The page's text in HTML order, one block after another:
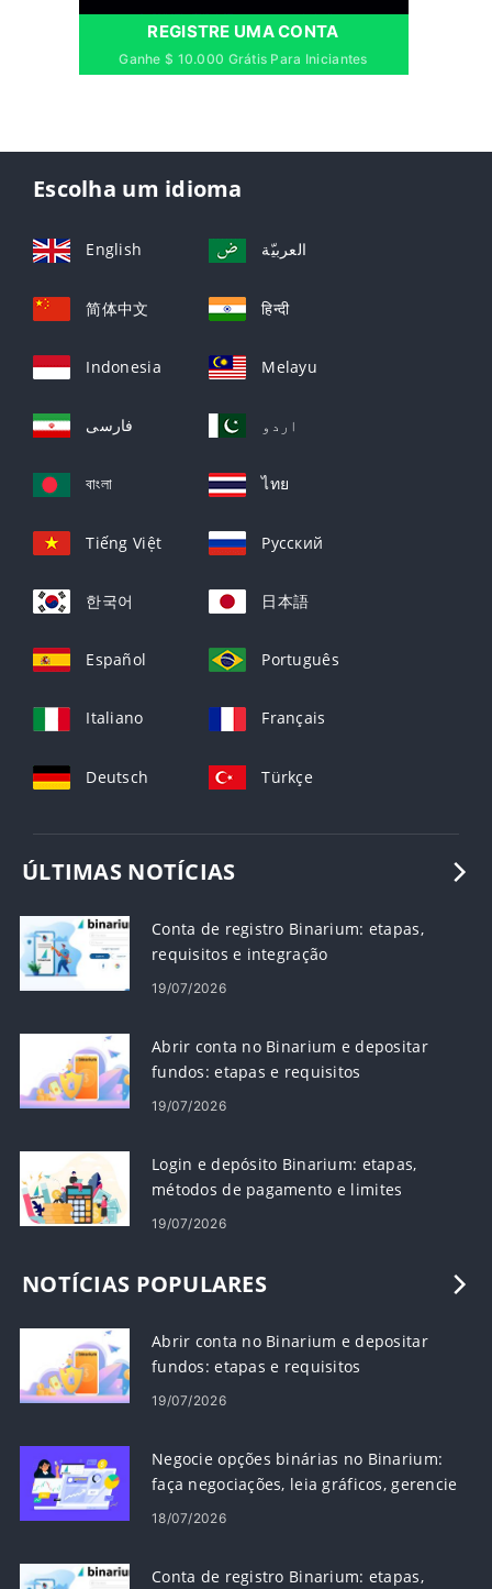
REGISTRE UMA CONTA
Ganhe $ 10.000 Grátis Para Iniciantes
Escolha um idioma
English العربيّة
简体中文 हिन्दी
Indonesia Melayu
فارسی اردو
বাংলা ไทย
Tiếng Việt Русский
한국어 日本語
Español Português
Italiano Français
Deutsch Türkçe
ÚLTIMAS NOTÍCIAS
Conta de registro Binarium: etapas,
requisitos e integração
19/07/2026
Abrir conta no Binarium e depositar
fundos: etapas e requisitos
19/07/2026
Login e depósito Binarium: etapas,
métodos de pagamento e limites
19/07/2026
NOTÍCIAS POPULARES
Abrir conta no Binarium e depositar
fundos: etapas e requisitos
19/07/2026
Negocie opções binárias no Binarium:
faça negociações, leia gráficos, gerencie
riscos
18/07/2026
Conta de registro Binarium: etapas,